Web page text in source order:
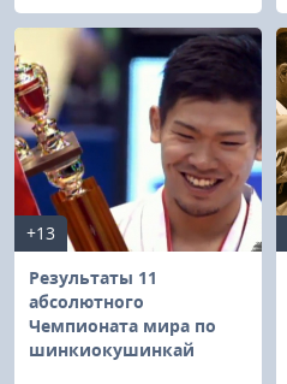
+13
Результаты 11
абсолютного
Чeмпионата мира по
шинкиокушинкай